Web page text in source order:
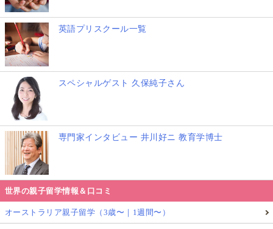
英語プリスクール一覧
スペシャルゲスト 久保純子さん
専門家インタビュー 井川好ニ 教育学博士
世界の親子留学情報＆口コミ
オーストラリア親子留学（3歳〜｜1週間〜）